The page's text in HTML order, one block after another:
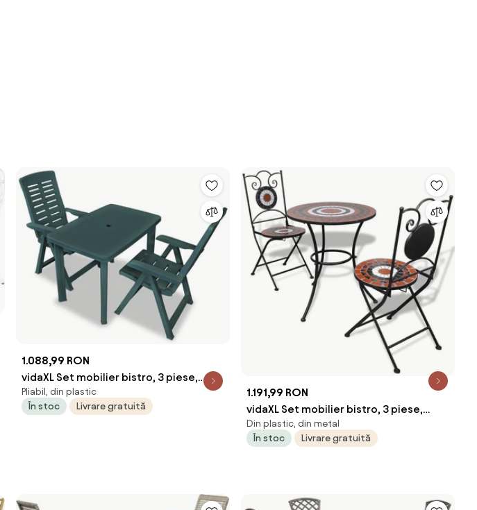
1.088,99 RON
vidaXL Set mobilier bistro, 3 piese,
verde, plastic
Pliabil, din plastic
În stoc
Livrare gratuită
1.191,99 RON
vidaXL Set mobilier bistro, 3 piese,
teracotă/alb, plăci ceramice
Din plastic, din metal
În stoc
Livrare gratuită